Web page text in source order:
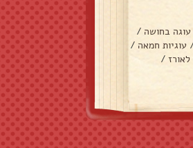
עוגה בחושה /
עוגיות חמאה /
לאורז /